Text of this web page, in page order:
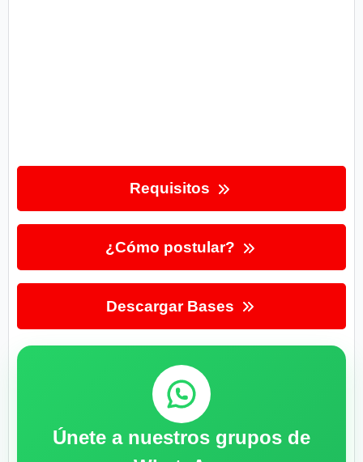
Requisitos
¿Cómo postular?
Descargar Bases
Únete a nuestros grupos de